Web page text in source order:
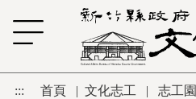
跳到主要內容區塊
::: 首頁 | 文化志工 | 志工